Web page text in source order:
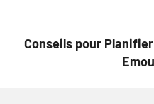
Conseils pour